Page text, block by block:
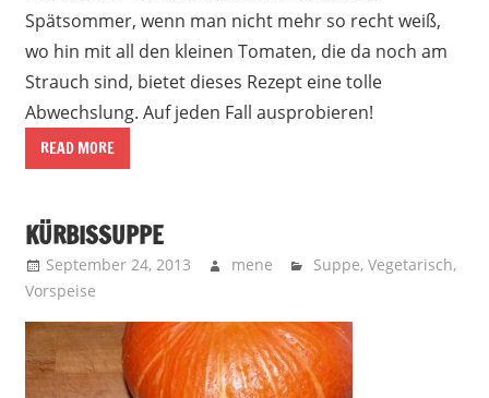
Spätsommer, wenn man nicht mehr so recht weiß,
wo hin mit all den kleinen Tomaten, die da noch am
Strauch sind, bietet dieses Rezept eine tolle
Abwechslung. Auf jeden Fall ausprobieren!
READ MORE
KÜRBISSUPPE
September 24, 2013 mene Suppe,Vegetarisch,
Vorspeise